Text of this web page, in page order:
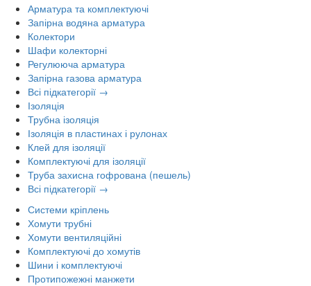
Арматура та комплектуючі
Запірна водяна арматура
Колектори
Шафи колекторні
Регулююча арматура
Запірна газова арматура
Всі підкатегорії →
Ізоляція
Трубна ізоляція
Ізоляція в пластинах і рулонах
Клей для ізоляції
Комплектуючі для ізоляції
Труба захисна гофрована (пешель)
Всі підкатегорії →
Системи кріплень
Хомути трубні
Хомути вентиляційні
Комплектуючі до хомутів
Шини і комплектуючі
Протипожежні манжети